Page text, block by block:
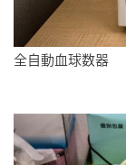
全自動血球数器